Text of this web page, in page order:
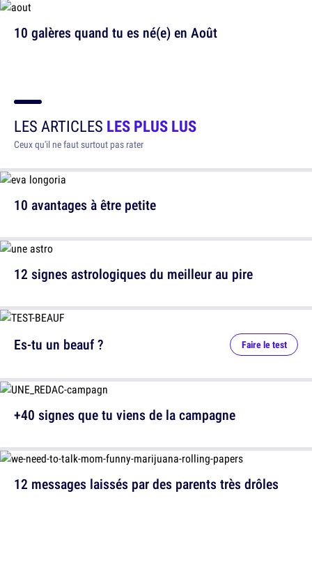
10 galères quand tu es né(e) en Août
LES ARTICLES LES PLUS LUS
Ceux qu'il ne faut surtout pas rater
10 avantages à être petite
12 signes astrologiques du meilleur au pire
12 messages laissés par des parents très drôles
Es-tu un beauf ? Faire le test
+40 signes que tu viens de la campagne